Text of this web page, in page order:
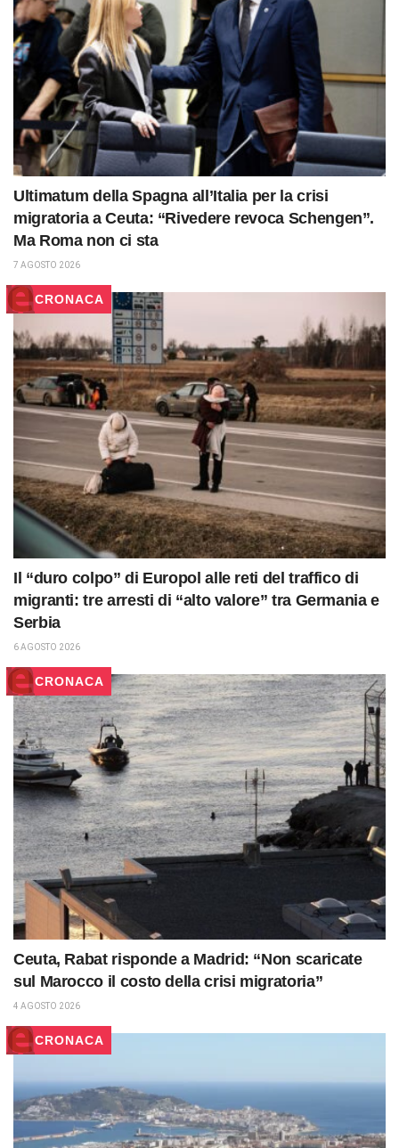
Ultimatum della Spagna all’Italia per la crisi
migratoria a Ceuta: “Rivedere revoca Schengen”.
Ma Roma non ci sta
7 AGOSTO 2026
CRONACA
Il “duro colpo” di Europol alle reti del traffico di
migranti: tre arresti di “alto valore” tra Germania e
Serbia
6 AGOSTO 2026
CRONACA
Ceuta, Rabat risponde a Madrid: “Non scaricate
sul Marocco il costo della crisi migratoria”
4 AGOSTO 2026
CRONACA